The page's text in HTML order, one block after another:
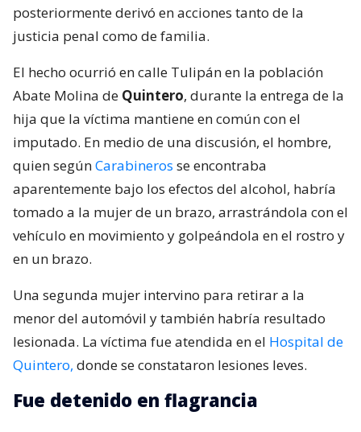
posteriormente derivó en acciones tanto de la
justicia penal como de familia.
El hecho ocurrió en calle Tulipán en la población
Abate Molina de Quintero, durante la entrega de la
hija que la víctima mantiene en común con el
imputado. En medio de una discusión, el hombre,
quien segúnCarabineros se encontraba
aparentemente bajo los efectos del alcohol, habría
tomado a la mujer de un brazo, arrastrándola con el
vehículo en movimiento y golpeándola en el rostro y
en un brazo.
Una segunda mujer intervino para retirar a la
menor del automóvil y también habría resultado
lesionada. La víctima fue atendida en el Hospital de
Quintero, donde se constataron lesiones leves.
Fue detenido en flagrancia